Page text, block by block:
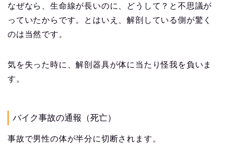
なぜなら、生命線が長いのに、どうして？と不思議が
っていたからです。とはいえ、解剖している側が驚く
のは当然です。
気を失った時に、解剖器具が体に当たり怪我を負いま
す。
バイク事故の通報（死亡）
事故で男性の体が半分に切断されます。